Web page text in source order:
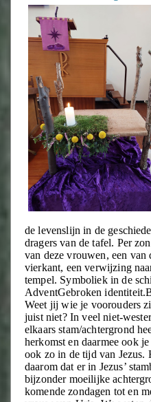
de levenslijn in de
dragers van de tafel. Per
van deze vrouwen, een van
vierkant, een verwijzing
tempel. Symboliek in de
AdventGebroken
Weet jij wie je voorouders
juist niet? In veel niet-
elkaars stam/achtergrond
herkomst en daarmee ook
ook zo in de tijd van Jezus.
daarom dat er in Jezus’
bijzonder moeilijke
komende zondagen tot en